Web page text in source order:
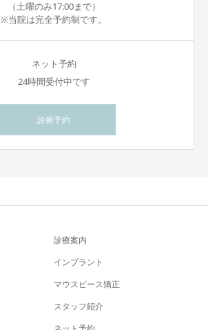
（土曜のみ17:00まで）
※当院は完全予約制です。
ネット予約
24時間受付中です
診療予約
診療案内
インプラント
マウスピース矯正
スタッフ紹介